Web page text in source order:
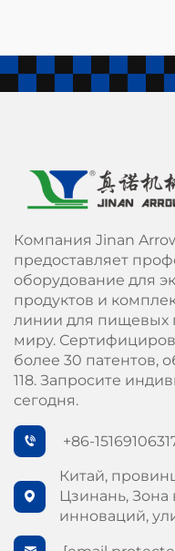
Компания Jinan
предоставляет
оборудование для
продуктов и
линии для пищевых
миру.
более 30 патентов,
118. Запросите
сегодня.
+86-
Китай,
Цзинань, Зона
инноваций,